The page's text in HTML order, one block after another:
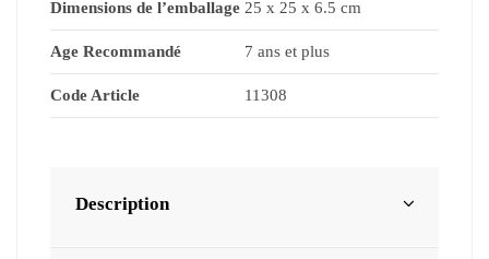
Dimensions de l’emballage 25 x 25 x 6.5 cm
Age Recommandé 7 ans et plus
Code Article 11308
Description